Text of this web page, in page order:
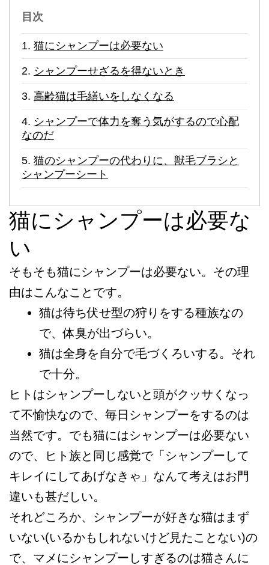
目次
猫にシャンプーは必要ない
シャンプーせざるを得ないとき
高齢猫は毛繕いをしなくなる
シャンプーで体力を奪う気がするので心配
なのだ
猫のシャンプーの代わりに、獣毛ブラシと
シャンプーシート
猫にシャンプーは必要な
い
そもそも猫にシャンプーは必要ない。その理
由はこんなことです。
猫は待ち伏せ型の狩りをする種族なの
で、体臭が出づらい。
猫は全身を自分で毛づくろいする。それ
で十分。
ヒトはシャンプーしないと頭がクッサくなっ
て不愉快なので、毎日シャンプーをするのは
当然です。でも猫にはシャンプーは必要ない
ので、ヒト族と同じ感覚で「シャンプーして
キレイにしてあげなきゃ」なんて考えはお門
違いも甚だしい。
それどころか、シャンプーが好きな猫はまず
いない(いるかもしれないけど見たことない)の
で、マメにシャンプーしすぎるのは猫さんに